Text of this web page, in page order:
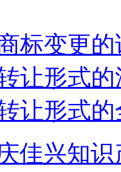
标变更
让形式
让形式
佳兴知